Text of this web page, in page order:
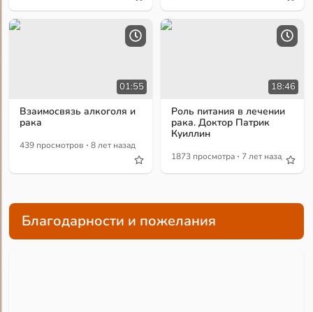
01:55
Взаимосвязь алкоголя и
рака
439 просмотров · 8 лет назад
18:46
Роль питания в лечении
рака. Доктор Патрик
Куиллин
1873 просмотра · 7 лет назад
Благодарности и пожелания